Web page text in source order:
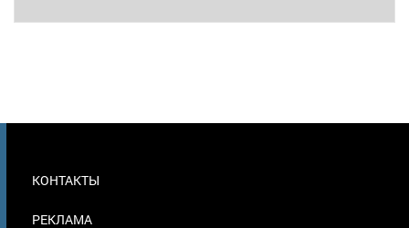
В
КОНТАКТЫ
РЕКЛАМА